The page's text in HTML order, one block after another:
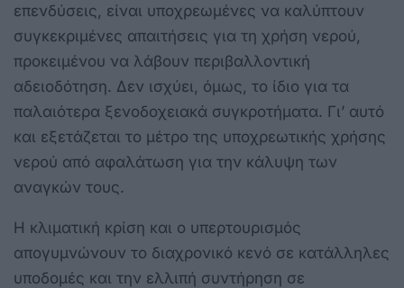
επενδύσεις, είναι υποχρεωμένες να καλύπτουν
συγκεκριμένες απαιτήσεις για τη χρήση νερού,
προκειμένου να λάβουν περιβαλλοντική
αδειοδότηση. Δεν ισχύει, όμως, το ίδιο για τα
παλαιότερα ξενοδοχειακά συγκροτήματα. Γι’ αυτό
και εξετάζεται το μέτρο της υποχρεωτικής χρήσης
νερού από αφαλάτωση για την κάλυψη των
αναγκών τους.
Η κλιματική κρίση και ο υπερτουρισμός
απογυμνώνουν το διαχρονικό κενό σε κατάλληλες
υποδομές και την ελλιπή συντήρηση σε